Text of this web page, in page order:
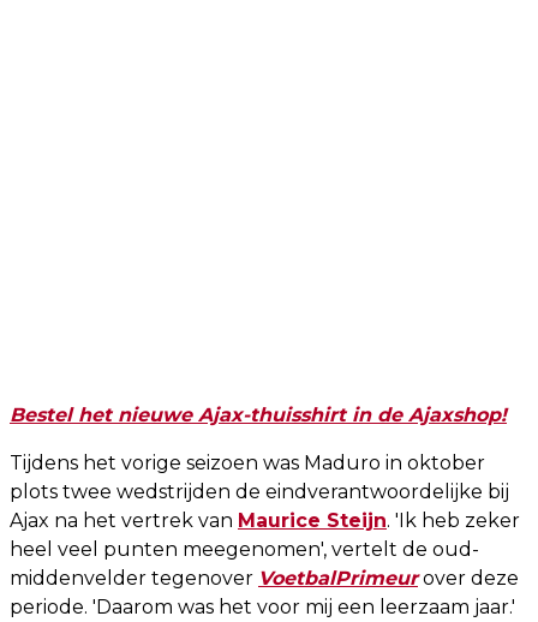
Bestel het nieuwe Ajax-thuisshirt in de Ajaxshop!
Tijdens het vorige seizoen was Maduro in oktober
plots twee wedstrijden de eindverantwoordelijke bij
Ajax na het vertrek van Maurice Steijn. 'Ik heb zeker
heel veel punten meegenomen', vertelt de oud-
middenvelder tegenover VoetbalPrimeur over deze
periode. 'Daarom was het voor mij een leerzaam jaar.'